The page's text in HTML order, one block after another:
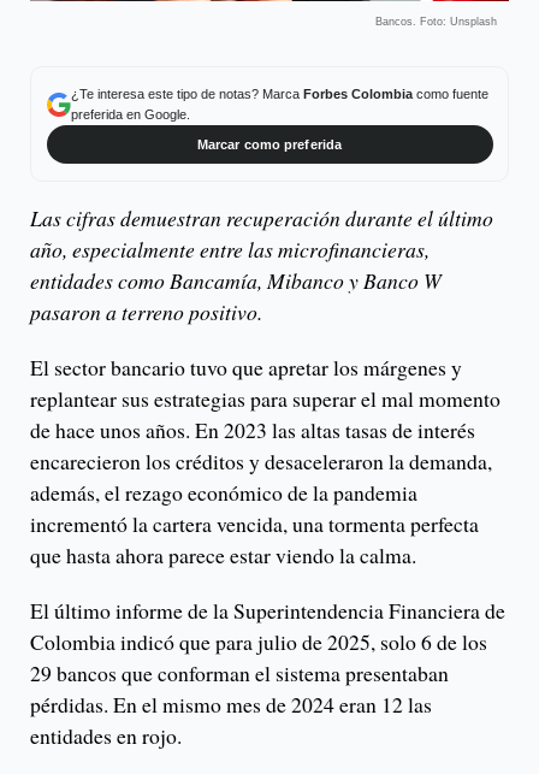
Bancos. Foto: Unsplash
¿Te interesa este tipo de notas? Marca Forbes Colombiacomo fuente
preferida en Google.
Marcar como preferida
Las cifras demuestran recuperación durante el último
año, especialmente entre las microfinancieras,
entidades como Bancamía, Mibanco y Banco W
pasaron a terreno positivo.
El sector bancario tuvo que apretar los márgenes y
replantear sus estrategias para superar el mal momento
de hace unos años. En 2023 las altas tasas de interés
encarecieron los créditos y desaceleraron la demanda,
además, el rezago económico de la pandemia
incrementó la cartera vencida, una tormenta perfecta
que hasta ahora parece estar viendo la calma.
El último informe de la Superintendencia Financiera de
Colombia indicó que para julio de 2025, solo 6 de los
29 bancos que conforman el sistema presentaban
pérdidas. En el mismo mes de 2024 eran 12 las
entidades en rojo.